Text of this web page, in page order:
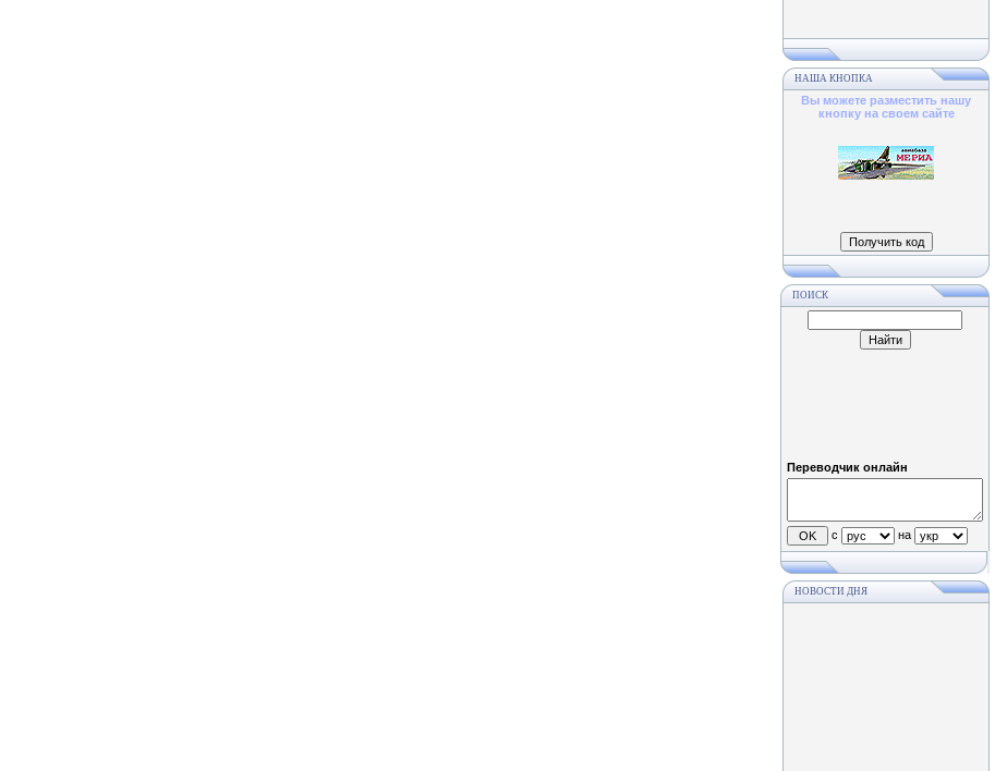
НАША КНОПКА
Вы можете разместить нашу
кнопку на своем сайте
ПОИСК
Переводчик онлайн
с на
НОВОСТИ ДНЯ